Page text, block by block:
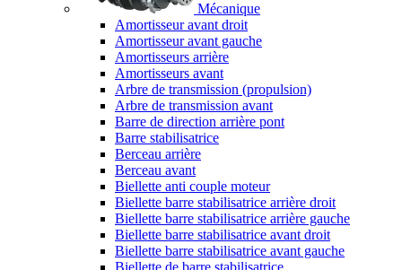
Mécanique
Amortisseur avant droit
Amortisseur avant gauche
Amortisseurs arrière
Amortisseurs avant
Arbre de transmission (propulsion)
Arbre de transmission avant
Barre de direction arrière pont
Barre stabilisatrice
Berceau arrière
Berceau avant
Biellette anti couple moteur
Biellette barre stabilisatrice arrière droit
Biellette barre stabilisatrice arrière gauche
Biellette barre stabilisatrice avant droit
Biellette barre stabilisatrice avant gauche
Biellette de barre stabilisatrice